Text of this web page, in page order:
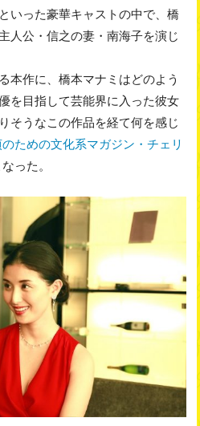
いった豪華キャストの中で、橋
人公・信之の妻・南海子を演じ
本作に、橋本マナミはどのよう
を目指して芸能界に入った彼女
そうなこの作品を経て何を感じ
ための文化系マガジン・チェリ
った。